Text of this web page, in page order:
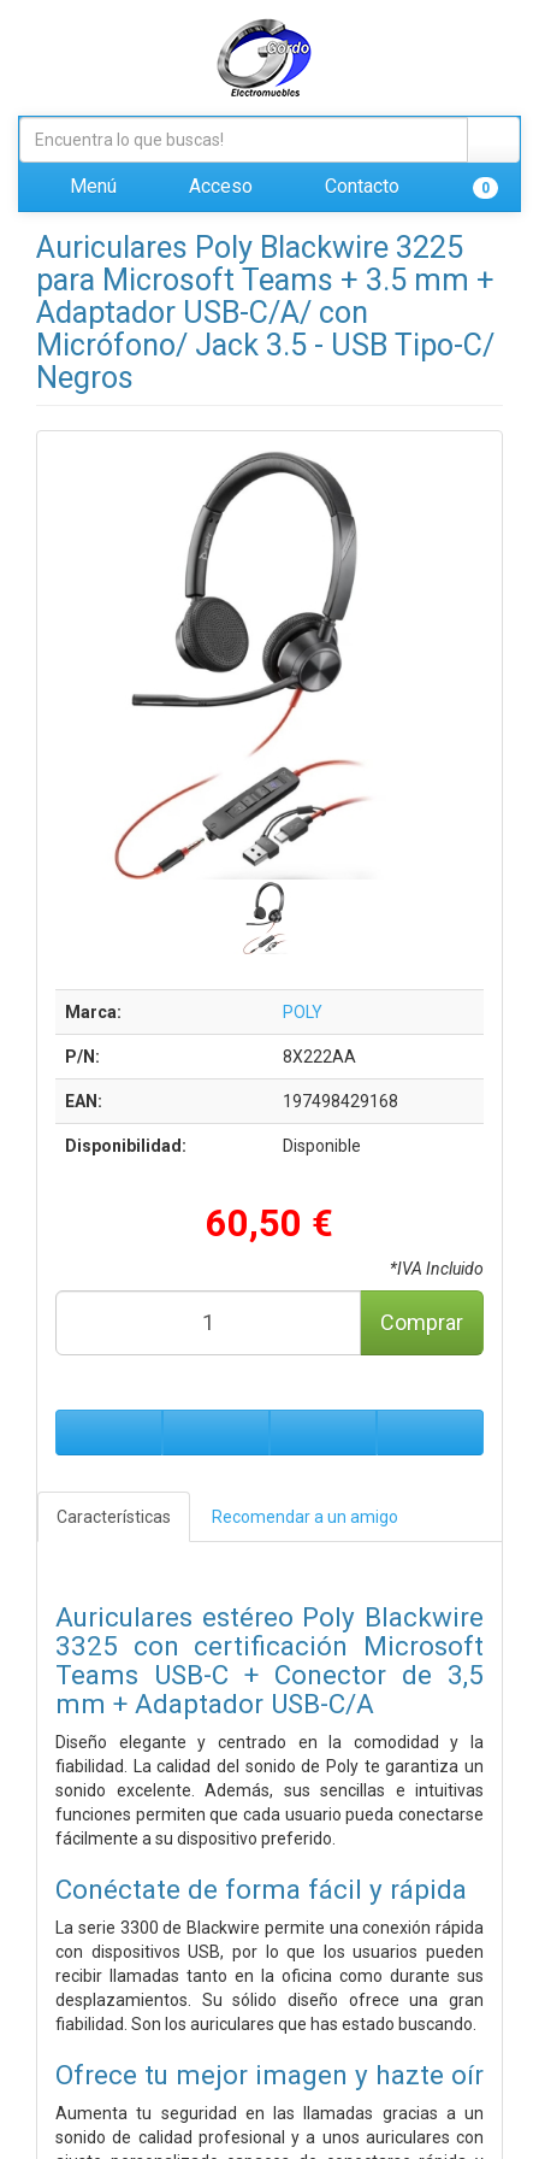
Menú Acceso Contacto 0
Auriculares Poly Blackwire 3225
para Microsoft Teams + 3.5 mm +
Adaptador USB-C/A/ con
Micrófono/ Jack 3.5 - USB Tipo-C/
Negros
Marca: POLY
P/N: 8X222AA
EAN: 197498429168
Disponibilidad: Disponible
60,50 €
*IVA Incluido
Comprar
Características Recomendar a un amigo
Auriculares estéreo Poly Blackwire
3325 con certificación Microsoft
Teams USB-C + Conector de 3,5
mm + Adaptador USB-C/A
Diseño elegante y centrado en la comodidad y la
fiabilidad. La calidad del sonido de Poly te garantiza un
sonido excelente. Además, sus sencillas e intuitivas
funciones permiten que cada usuario pueda conectarse
fácilmente a su dispositivo preferido.
Conéctate de forma fácil y rápida
La serie 3300 de Blackwire permite una conexión rápida
con dispositivos USB, por lo que los usuarios pueden
recibir llamadas tanto en la oficina como durante sus
desplazamientos. Su sólido diseño ofrece una gran
fiabilidad. Son los auriculares que has estado buscando.
Ofrece tu mejor imagen y hazte oír
Aumenta tu seguridad en las llamadas gracias a un
sonido de calidad profesional y a unos auriculares con